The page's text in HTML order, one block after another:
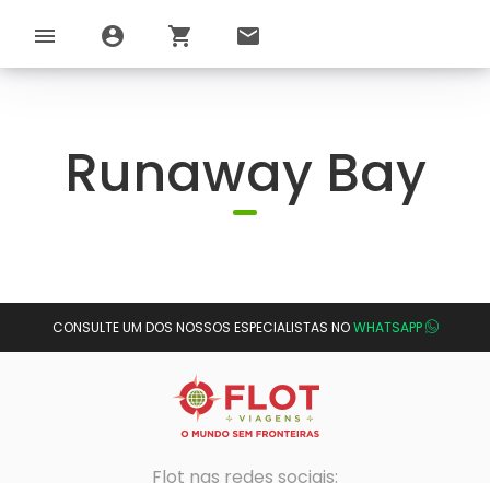
menu account_circle shopping_cart email
Runaway Bay
CONSULTE UM DOS NOSSOS ESPECIALISTAS NOWHATSAPP
Flot nas redes sociais: